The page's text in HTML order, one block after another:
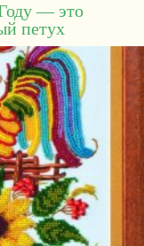
— это
петух